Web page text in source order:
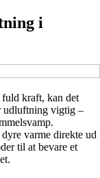
i
kraft, kan det
udluftning vigtig –
varme direkte ud
til at bevare et